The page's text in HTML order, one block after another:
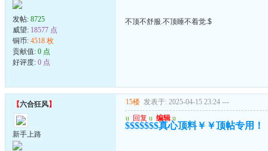
发帖: 8725
威望: 18577 点
铜币: 4518 枚
贡献值: 0 点
好评度: 0 点
不顶不舒服.不顶睡不着觉.$
【六合狂风】
新手上路
15楼 发表于: 2025-04-15 23:24 ---
u 回复 u 编辑 u
$$$$$$$真心顶料￥￥顶帖专用！